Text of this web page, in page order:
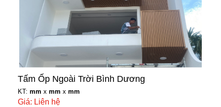
Tấm Ốp Ngoài Trời Bình Dương
KT: mm x mm x mm
Giá: Liên hệ